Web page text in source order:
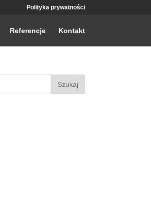
Polityka prywatności
Referencje Kontakt